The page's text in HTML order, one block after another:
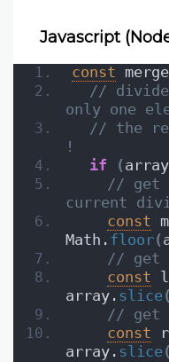
Javascript
const
//
only one
// the
!
if
(
// get
current
const
Math. floor(
// get
const
array. slice(
// get
const
array. slice(